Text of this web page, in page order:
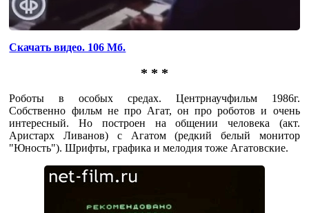
Скачать видео. 106 Мб.
* * *
Роботы в особых средах. Центрнаучфильм 1986г.
Собственно фильм не про Агат, он про роботов и очень
интересный. Но построен на общении человека (акт.
Аристарх Ливанов) с Агатом (редкий белый монитор
"Юность"). Шрифты, графика и мелодия тоже Агатовские.